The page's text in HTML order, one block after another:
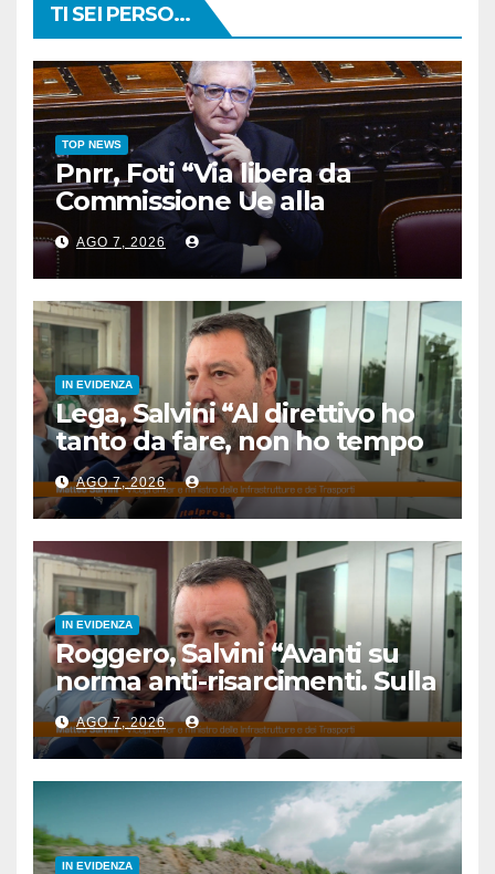
TI SEI PERSO...
TOP NEWS
Pnrr, Foti “Via libera da
Commissione Ue alla
proposta di revisione
dell’Italia”
AGO 7, 2026
IN EVIDENZA
Lega, Salvini “Al direttivo ho
tanto da fare, non ho tempo
per litigare”
AGO 7, 2026
IN EVIDENZA
Roggero, Salvini “Avanti su
norma anti-risarcimenti. Sulla
grazia profilo basso”
AGO 7, 2026
IN EVIDENZA